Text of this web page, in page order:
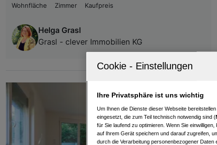
Wohnfläche
Zimmer Kaufpreis
Helga Grasl
Grasl - clever Immobilien KG
Ihre Privatsphäre ist uns wichtig
Um Ihnen die Dienste dieser Webseite
eingesetzt, die zum Teil technisch notwendig sind (
für Sie laufend zu optimieren. Wenn Sie
auf Ihrem Gerät speichern und darauf zugreifen,
durch die Verarbeitung personenbezogener